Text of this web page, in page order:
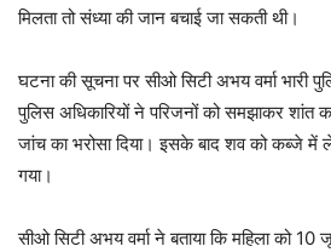
मिलता तो संध्या की जान बचाई जा सकती थी।
घटना की सूचना पर सीओ सिटी अभय वर्मा भारी
पुलिस अधिकारियों ने परिजनों को समझाकर शांत
जांच का भरोसा दिया। इसके बाद शव को कब्जे में
गया।
सीओ सिटी अभय वर्मा ने बताया कि महिला को 10